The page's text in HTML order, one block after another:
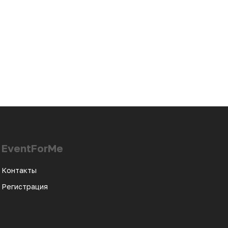
EventForMe
Контакты
Регистрация